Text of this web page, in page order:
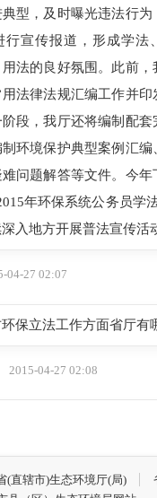
型，及时曝光违法行为
行宣传报道，形成学法
法的良好氛围。此前，
法律法规汇编工作并印
段，我厅还将编制配套
环境保护典型案例汇编
问题解答等文件。今年
年环保系统公务员学
入地方开展普法宣传活
04-27 02:07
保立法工作方面省厅有
2015-04-27 02:08
改工作，推动立法进程
(直辖市)生态环境厅(局)